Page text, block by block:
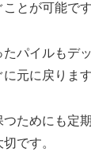
とが可能です
たパイルもデ
元に戻ります
つためにも定
です。